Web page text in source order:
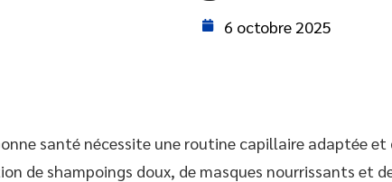
6 octobre 2025
santé nécessite une routine capillaire adaptée et
de shampoings doux, de masques nourrissants et